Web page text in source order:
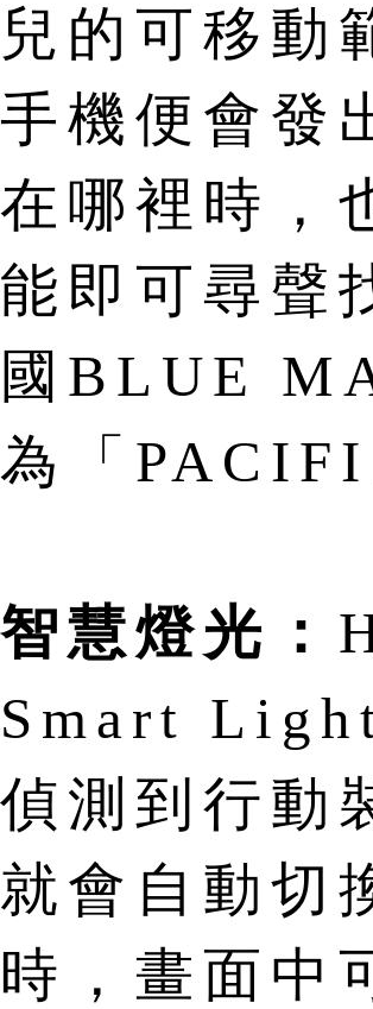
兒的可移動
手機便會發
在哪裡時，
能即可尋聲
國BLUE
為「PACIFI
智慧燈光：
Smart
偵測到行動
就會自動切
時，畫面中